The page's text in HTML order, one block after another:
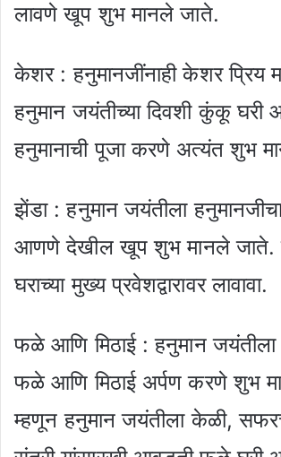
लावणे खूप शुभ मानले जाते.
केशर : हनुमानजींनाही केशर प्रिय
हनुमान जयंतीच्या दिवशी कुंकू
हनुमानाची पूजा करणे अत्यंत शुभ
झेंडा : हनुमान जयंतीला
आणणे देखील खूप शुभ मानले जाते.
घराच्या मुख्य प्रवेशद्वारावर लावावा.
फळे आणि मिठाई : हनुमान जयंतीला
फळे आणि मिठाई अर्पण करणे शुभ
म्हणून हनुमान जयंतीला केळी,